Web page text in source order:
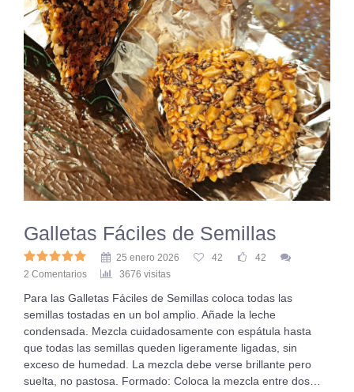
Galletas Fáciles de Semillas
25 enero 2026 42
42
2 Comentarios
3676 visitas
Para las Galletas Fáciles de Semillas coloca todas las
semillas tostadas en un bol amplio. Añade la leche
condensada. Mezcla cuidadosamente con espátula hasta
que todas las semillas queden ligeramente ligadas, sin
exceso de humedad. La mezcla debe verse brillante pero
suelta, no pastosa. Formado: Coloca la mezcla entre dos…